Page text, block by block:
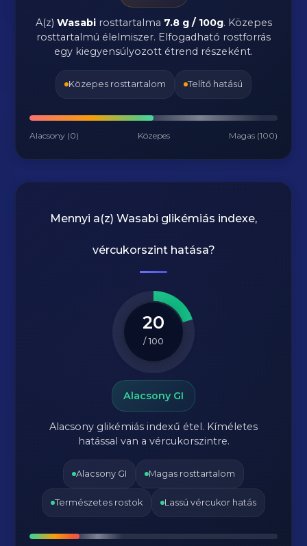
A(z) Wasabirosttartalma 7.8 g / 100g. Közepes
rosttartalmú élelmiszer. Elfogadható rostforrás
egy kiegyensúlyozott étrend részeként.
Közepes rosttartalom Telítő hatású
Alacsony (0) Közepes Magas (100)
Mennyi a(z) Wasabi glikémiás indexe,
vércukorszint hatása?
20
/ 100
Alacsony GI
Alacsony glikémiás indexű étel. Kíméletes
hatással van a vércukorszintre.
Alacsony GI Magas rosttartalom
Természetes rostok Lassú vércukor hatás